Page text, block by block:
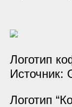
Логотип
Источник:
Логотип